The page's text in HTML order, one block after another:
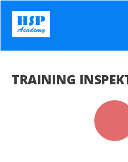
content
TRAINING